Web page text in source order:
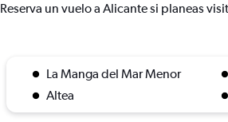
Reserva un vuelo a Alicante si planeas
La Manga del Mar Menor
Altea